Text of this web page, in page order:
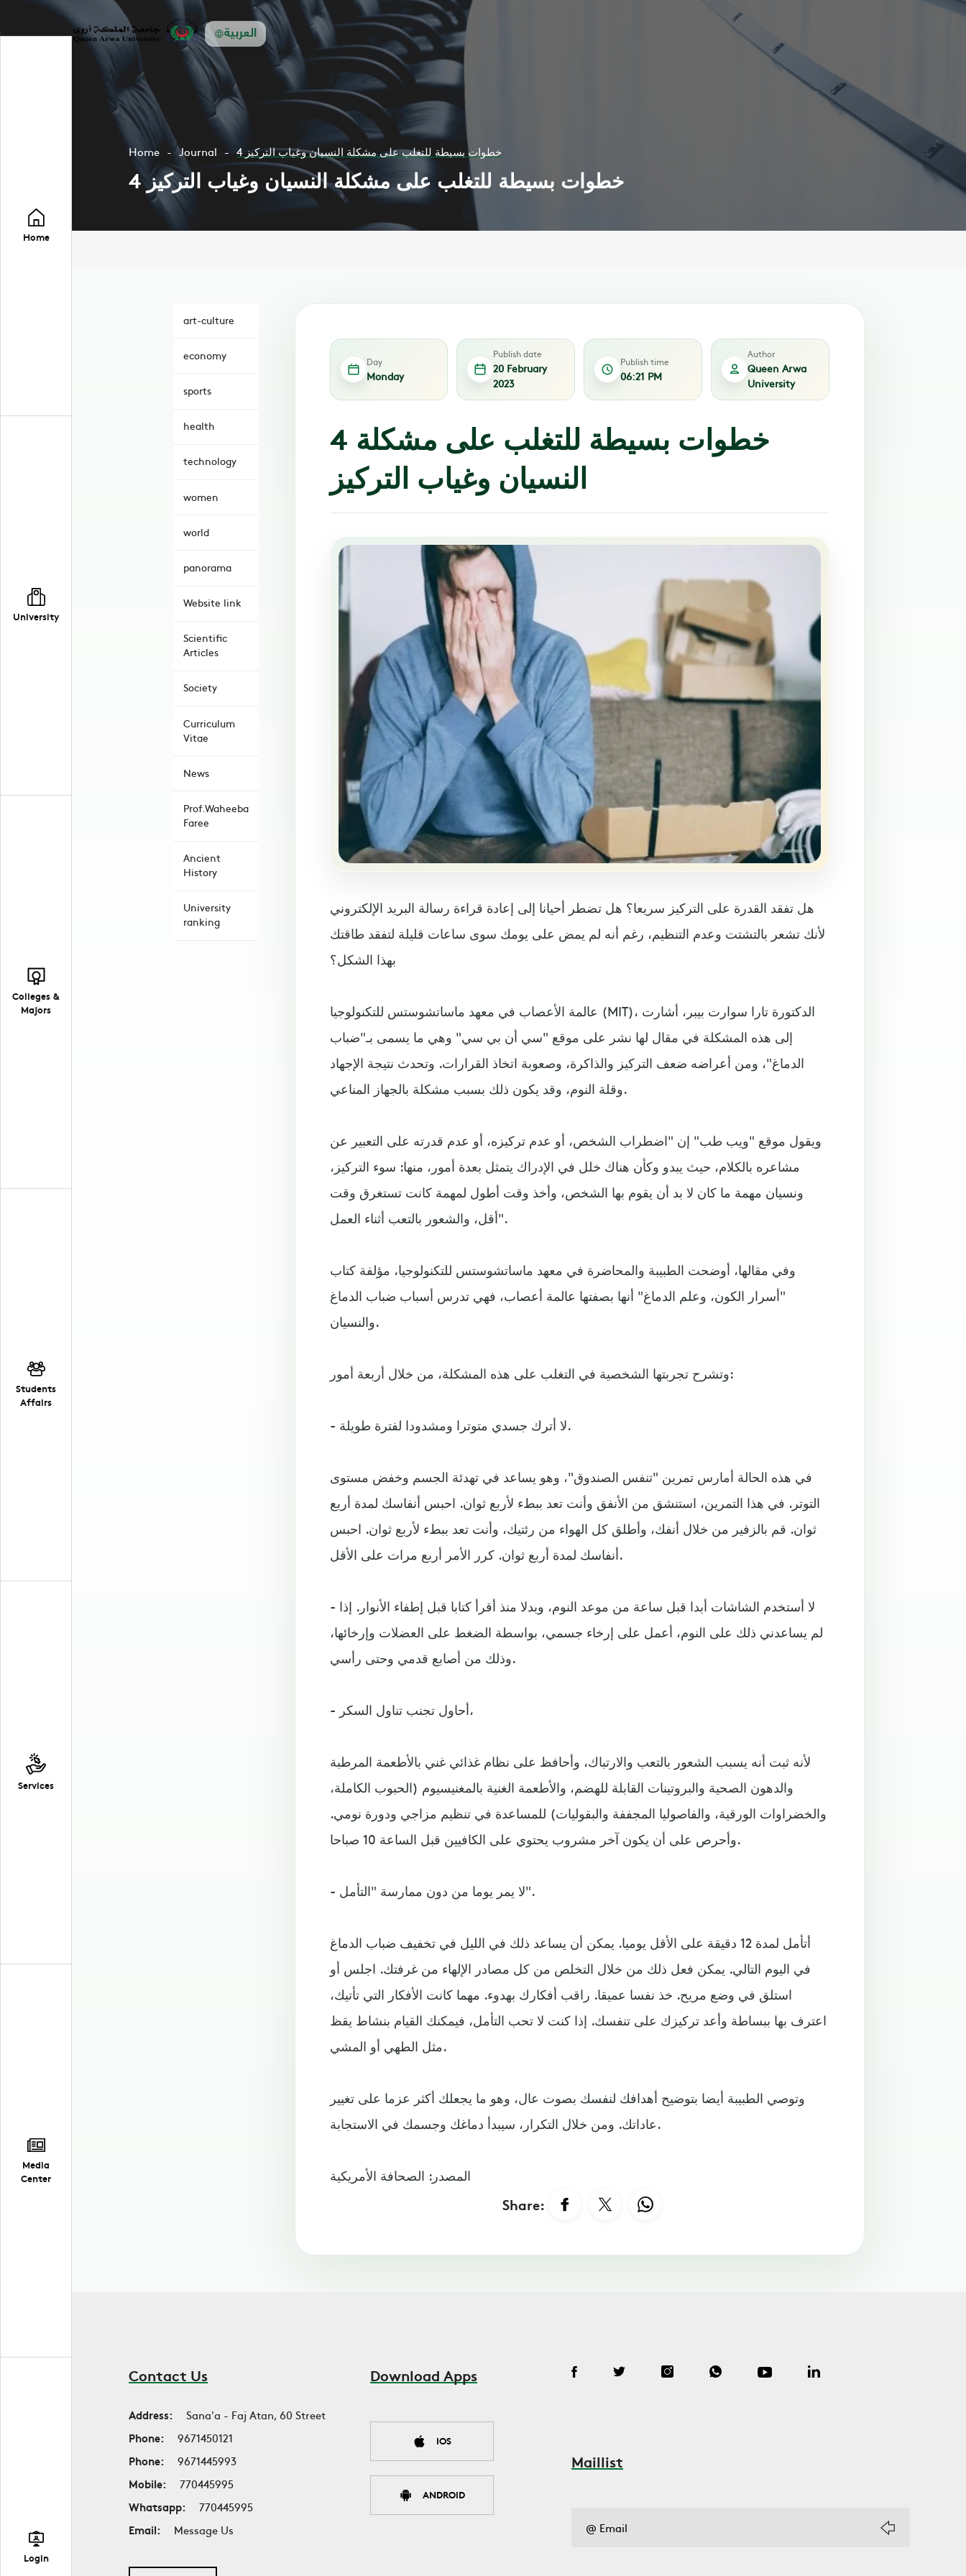
العربية
Home
University
Colleges &
Majors
Students
Affairs
Services
Media
Center
Login
Home Journal 4 خطوات بسيطة للتغلب على مشكلة النسيان وغياب التركيز
4 خطوات بسيطة للتغلب على مشكلة النسيان وغياب التركيز
art-culture
economy
sports
health
technology
women
world
panorama
Website link
Scientific
Articles
Society
Curriculum
Vitae
News
Prof.Waheeba
Faree
Ancient
History
University
ranking
Day
Monday
Publish date
20 February
2023
Publish time
06:21 PM
Author
Queen Arwa
University
4 خطوات بسيطة للتغلب على مشكلة
النسيان وغياب التركيز
هل تفقد القدرة على التركيز سريعا؟ هل تضطر أحيانا إلى إعادة قراءة رسالة البريد الإلكتروني
لأنك تشعر بالتشتت وعدم التنظيم، رغم أنه لم يمض على يومك سوى ساعات قليلة لتفقد طاقتك
بهذا الشكل؟
عالمة الأعصاب في معهد ماساتشوستس للتكنولوجيا (MIT)، الدكتورة تارا سوارت بيبر، أشارت
إلى هذه المشكلة في مقال لها نشر على موقع "سي أن بي سي" وهي ما يسمى بـ"ضباب
الدماغ"، ومن أعراضه ضعف التركيز والذاكرة، وصعوبة اتخاذ القرارات. وتحدث نتيجة الإجهاد
وقلة النوم، وقد يكون ذلك بسبب مشكلة بالجهاز المناعي.
ويقول موقع "ويب طب" إن "اضطراب الشخص، أو عدم تركيزه، أو عدم قدرته على التعبير عن
مشاعره بالكلام، حيث يبدو وكأن هناك خلل في الإدراك يتمثل بعدة أمور، منها: سوء التركيز،
ونسيان مهمة ما كان لا بد أن يقوم بها الشخص، وأخذ وقت أطول لمهمة كانت تستغرق وقت
أقل، والشعور بالتعب أثناء العمل".
وفي مقالها، أوضحت الطبيبة والمحاضرة في معهد ماساتشوستس للتكنولوجيا، مؤلفة كتاب
"أسرار الكون، وعلم الدماغ" أنها بصفتها عالمة أعصاب، فهي تدرس أسباب ضباب الدماغ
والنسيان.
وتشرح تجربتها الشخصية في التغلب على هذه المشكلة، من خلال أربعة أمور:
- لا أترك جسدي متوترا ومشدودا لفترة طويلة.
في هذه الحالة أمارس تمرين "تنفس الصندوق"، وهو يساعد في تهدئة الجسم وخفض مستوى
التوتر. في هذا التمرين، استنشق من الأنفق وأنت تعد ببطء لأربع ثوان. احبس أنفاسك لمدة أربع
ثوان. قم بالزفير من خلال أنفك، وأطلق كل الهواء من رئتيك، وأنت تعد ببطء لأربع ثوان. احبس
أنفاسك لمدة أربع ثوان. كرر الأمر أربع مرات على الأقل.
- لا أستخدم الشاشات أبدا قبل ساعة من موعد النوم، وبدلا منذ أقرأ كتابا قبل إطفاء الأنوار. إذا
لم يساعدني ذلك على النوم، أعمل على إرخاء جسمي، بواسطة الضغط على العضلات وإرخائها،
وذلك من أصابع قدمي وحتى رأسي.
- أحاول تجنب تناول السكر،
لأنه ثبت أنه يسبب الشعور بالتعب والارتباك، وأحافظ على نظام غذائي غني بالأطعمة المرطبة
والدهون الصحية والبروتينات القابلة للهضم، والأطعمة الغنية بالمغنيسيوم (الحبوب الكاملة،
والخضراوات الورقية، والفاصوليا المجففة والبقوليات) للمساعدة في تنظيم مزاجي ودورة نومي.
وأحرص على أن يكون آخر مشروب يحتوي على الكافيين قبل الساعة 10 صباحا.
- لا يمر يوما من دون ممارسة "التأمل".
أتأمل لمدة 12 دقيقة على الأقل يوميا. يمكن أن يساعد ذلك في الليل في تخفيف ضباب الدماغ
في اليوم التالي. يمكن فعل ذلك من خلال التخلص من كل مصادر الإلهاء من غرفتك. اجلس أو
استلق في وضع مريح. خذ نفسا عميقا. راقب أفكارك بهدوء. مهما كانت الأفكار التي تأتيك،
اعترف بها ببساطة وأعد تركيزك على تنفسك. إذا كنت لا تحب التأمل، فيمكنك القيام بنشاط يقظ
مثل الطهي أو المشي.
وتوصي الطبيبة أيضا بتوضيح أهدافك لنفسك بصوت عال، وهو ما يجعلك أكثر عزما على تغيير
عاداتك. ومن خلال التكرار، سيبدأ دماغك وجسمك في الاستجابة.
المصدر: الصحافة الأمريكية
Share:
Contact Us
Address:
Sana'a - Faj Atan, 60 Street
Phone:
9671450121
Phone:
9671445993
Mobile:
770445995
Whatsapp:
770445995
Email:
Message Us
Download Apps
IOS
ANDROID
Maillist